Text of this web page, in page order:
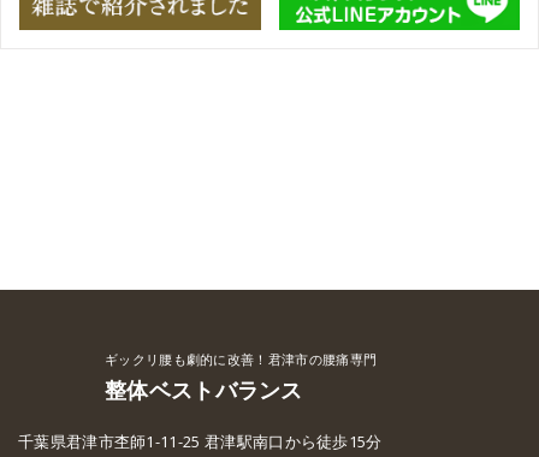
ギックリ腰も劇的に改善！君津市の腰痛専門
整体ベストバランス
千葉県君津市杢師1-11-25 君津駅南口から徒歩15分